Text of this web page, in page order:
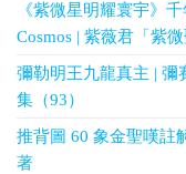
《紫微星明耀寰宇》
Cosmos | 紫薇君「紫
彌勒明王九龍真主 | 彌
集（93）
推背圖 60 象金聖嘆註
著